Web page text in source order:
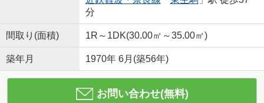
分
間取り(面積) 1R～1DK(30.00㎡～35.00㎡)
築年月 1970年 6月(築56年)
お問い合わせ(無料)